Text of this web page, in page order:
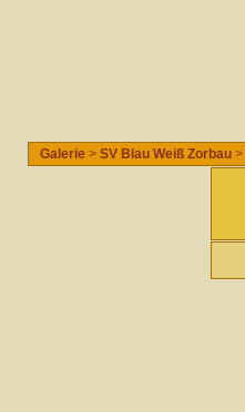
Galerie > SV Blau Weiß Zorbau >